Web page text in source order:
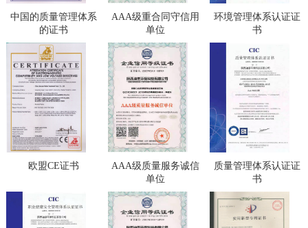
中国的质量管理体系
的证书
AAA级重合同守信用
单位
环境管理体系认证证
书
欧盟CE证书
AAA级质量服务诚信
单位
质量管理体系认证证
书